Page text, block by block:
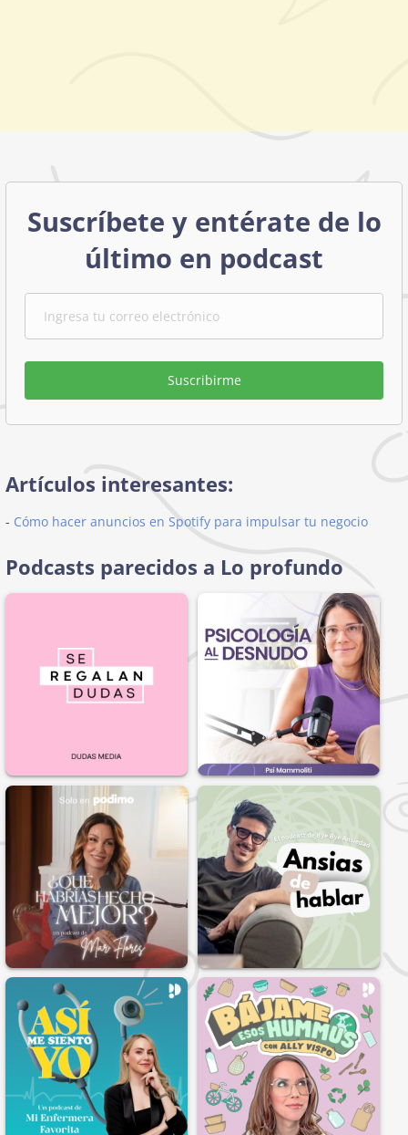
Suscríbete y entérate de lo
último en podcast
Suscribirme
Artículos interesantes:
- Cómo hacer anuncios en Spotify para impulsar tu negocio
Podcasts parecidos a Lo profundo